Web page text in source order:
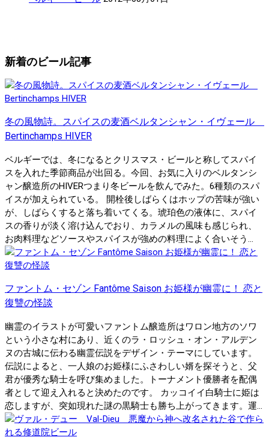
新着のビール記事
冬の風物詩。スパイスの麦酒ベルタンシャン・イヴェール
Bertinchamps HIVER
ベルギーでは、冬になるとクリスマス・ビールと称してスパイ
スを入れた季節商品が出回る。今回、お気に入りのベルタンシ
ャン醸造所のHIVERつまり冬ビールを飲んでみた。6種類のスパ
イスが加えられている。 開栓後しばらくはホップの苦味が強い
が、しばらくすると落ち着いてくる。琥珀色の液体に、スパイ
スの香りが淡く溶け込んでおり、カラメルの風味も感じられ、
お肉料理などソースやスパイスが強めの料理によく合いそう...
ファントム・セゾン Fantôme Saison お姫様が幽霊に！ 恋と
復讐の怪談
幽霊のイラストが可愛いファントム醸造所はワロン地方のソワ
という小さな村にあり、近くのラ・ロッシュ・オン・アルデン
ヌの古城に伝わる幽霊伝説をデザイン・テーマにしています。
伝説によると、一人娘のお姫様にふさわしい婿を探そうと、父
君が優秀な騎士を呼び集めました。トーナメント優勝者を配偶
者として迎え入れると決めたのです。 カッコイイ白騎士に姫は
恋しますが、突如現れた謎の黒騎士も勝ち上がってきます。運...